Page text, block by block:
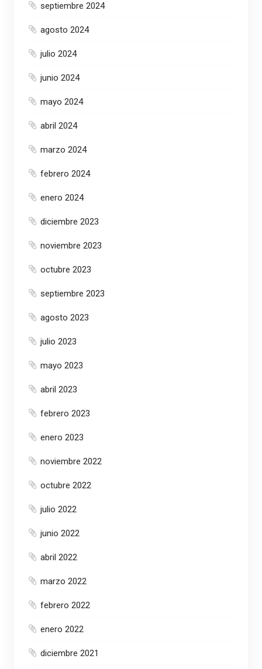
septiembre 2024
agosto 2024
julio 2024
junio 2024
mayo 2024
abril 2024
marzo 2024
febrero 2024
enero 2024
diciembre 2023
noviembre 2023
octubre 2023
septiembre 2023
agosto 2023
julio 2023
mayo 2023
abril 2023
febrero 2023
enero 2023
noviembre 2022
octubre 2022
julio 2022
junio 2022
abril 2022
marzo 2022
febrero 2022
enero 2022
diciembre 2021